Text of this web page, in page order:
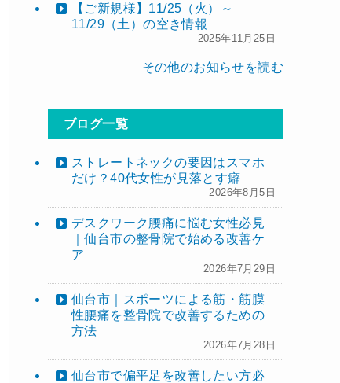
【ご新規様】11/25（火）～
11/29（土）の空き情報
2025年11月25日
その他のお知らせを読む
ブログ一覧
ストレートネックの要因はスマホ
だけ？40代女性が見落とす癖
2026年8月5日
デスクワーク腰痛に悩む女性必見
｜仙台市の整骨院で始める改善ケ
ア
2026年7月29日
仙台市｜スポーツによる筋・筋膜
性腰痛を整骨院で改善するための
方法
2026年7月28日
仙台市で偏平足を改善したい方必